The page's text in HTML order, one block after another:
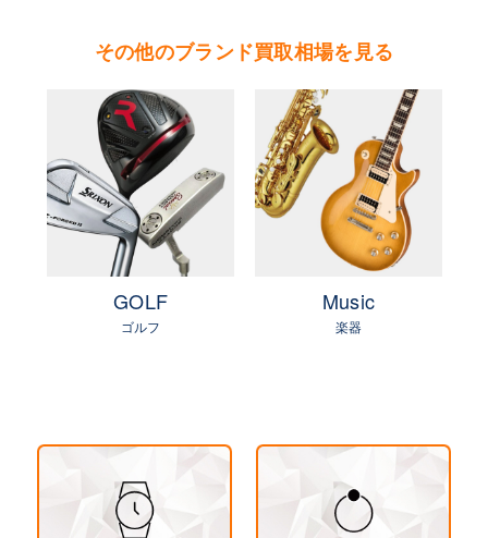
茨城県 県央地区（水戸市・ひたちなか市・茨城
町・小美玉市・笠間市・東海村・大洗町・城里
茨城県 県北地区（北茨城市・高萩市・常陸太田
市・大子町・日立市・常陸大宮市）
茨城県 鹿行地区（鉾田市・行方市・鹿嶋市・石
岡市・潮来市・神栖市）
茨城県 県南地区（石岡市・かすみがうら市・土
浦市・つくば市・阿見町・美浦町・稲敷市・牛久
総市・坂東市・結城市・古川市・境町・五霞町）
その他のブランド買取相場を見る
GOLF
ゴルフ
Music
楽器